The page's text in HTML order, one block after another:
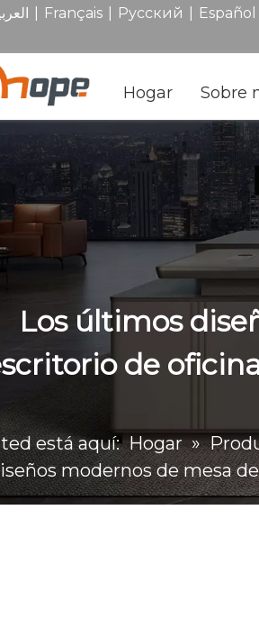
Français Pусский Español
Hogar Sobre
Los últimos
de
está aquí: Hogar »
modernos de mesa